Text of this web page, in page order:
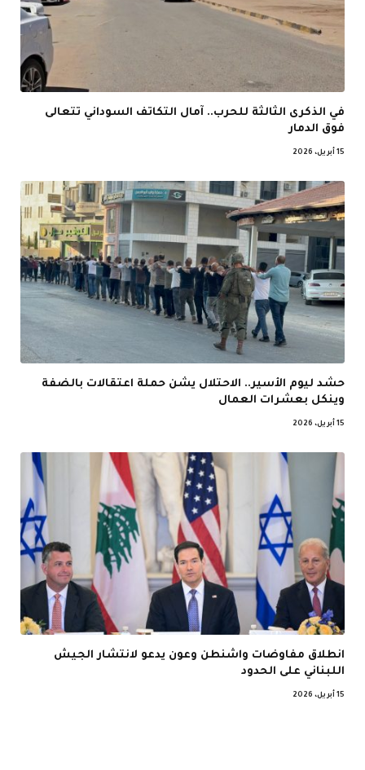
في الذكرى الثالثة للحرب.. آمال التكاتف السوداني تتعالى
فوق الدمار
15 أبريل، 2026
حشد ليوم الأسير.. الاحتلال يشن حملة اعتقالات بالضفة
وينكل بعشرات العمال
15 أبريل، 2026
انطلاق مفاوضات واشنطن وعون يدعو لانتشار الجيش
اللبناني على الحدود
15 أبريل، 2026